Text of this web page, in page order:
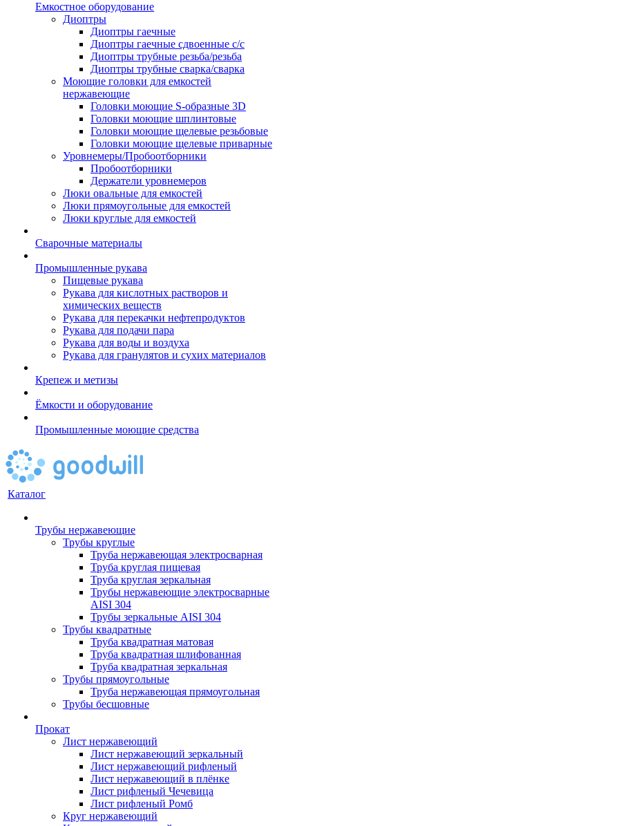
Емкостное оборудование
Диоптры
Диоптры гаечные
Диоптры гаечные сдвоенные c/c
Диоптры трубные резьба/резьба
Диоптры трубные сварка/сварка
Моющие головки для емкостей
нержавеющие
Головки моющие S-образные 3D
Головки моющие шплинтовые
Головки моющие щелевые резьбовые
Головки моющие щелевые приварные
Уровнемеры/Пробоотборники
Пробоотборники
Держатели уровнемеров
Люки овальные для емкостей
Люки прямоугольные для емкостей
Люки круглые для емкостей
Сварочные материалы
Промышленные рукава
Пищевые рукава
Рукава для кислотных растворов и
химических веществ
Рукава для перекачки нефтепродуктов
Рукава для подачи пара
Рукава для воды и воздуха
Рукава для гранулятов и сухих материалов
Крепеж и метизы
Ёмкости и оборудование
Промышленные моющие средства
Каталог
Трубы нержавеющие
Трубы круглые
Труба нержавеющая электросварная
Труба круглая пищевая
Труба круглая зеркальная
Трубы нержавеющие электросварные
AISI 304
Трубы зеркальные AISI 304
Трубы квадратные
Труба квадратная матовая
Труба квадратная шлифованная
Труба квадратная зеркальная
Трубы прямоугольные
Труба нержавеющая прямоугольная
Трубы бесшовные
Прокат
Лист нержавеющий
Лист нержавеющий зеркальный
Лист нержавеющий рифленый
Лист нержавеющий в плёнке
Лист рифленый Чечевица
Лист рифленый Ромб
Круг нержавеющий